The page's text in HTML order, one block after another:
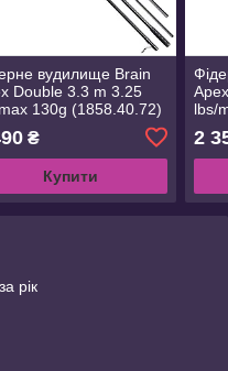
вудилище Brain
Double 3.3 m 3.25
130g (1858.40.72)
₴
Купити
lbs/
2
рік